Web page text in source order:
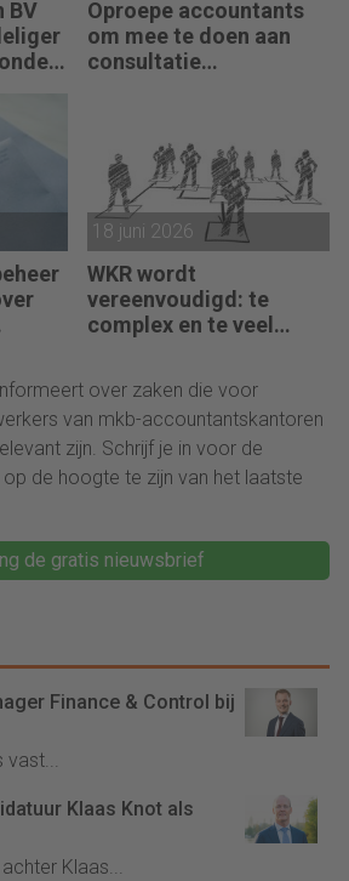
BV
Oproepe accountants
om mee te doen aan
consultatie
18 juni 2026
WKR wordt
vereenvoudigd: te
complex en te veel
over zaken die voor
van mkb-accountantskantoren
zijn. Schrijf je in voor de
de hoogte te zijn van het laatste
de gratis nieuwsbrief
Finance & Control bij
vast...
Klaas Knot als
Klaas...